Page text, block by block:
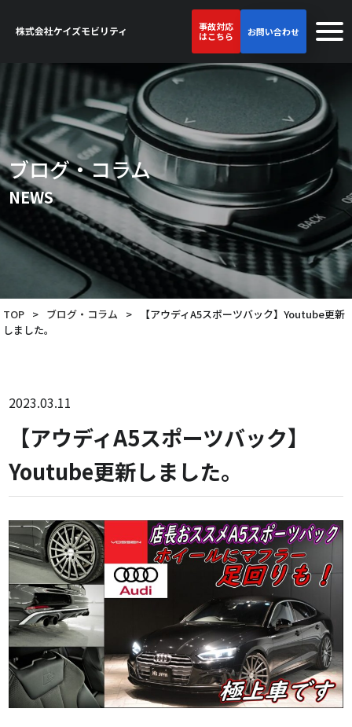
事故対応
はこちら
お問い合わせ
ブログ・コラム
NEWS
TOP > ブログ・コラム >
【アウディA5スポーツバック】Youtube更新
しました。
2023.03.11
【アウディA5スポーツバック】
Youtube更新しました。